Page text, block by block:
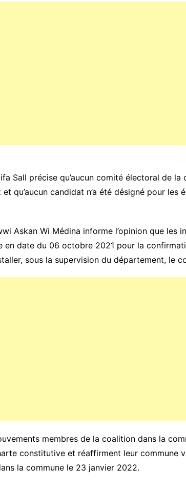
Sall précise qu’aucun comité électoral de la
qu’aucun candidat n’a été désigné pour
Askan Wi Médina informe l’opinion que les
en date du 06 octobre 2021 pour la
sous la supervision du département, le
membres de la coalition dans la
constitutive et réaffirment leur commune
la commune le 23 janvier 2022.